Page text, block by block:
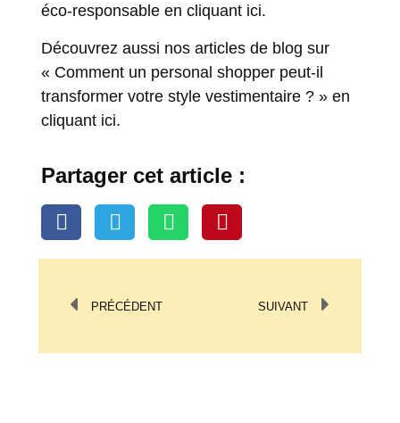
éco-responsable en cliquant ici.
Découvrez aussi nos articles de blog sur
« Comment un personal shopper peut-il
transformer votre style vestimentaire ? » en
cliquant ici.
Partager cet article :
PRÉCÉDENT SUIVANT